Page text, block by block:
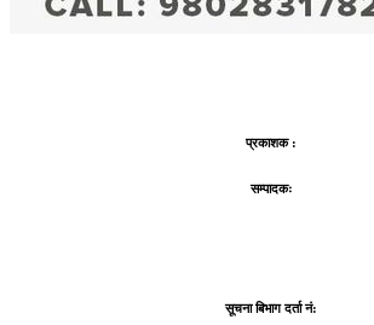
प्रकाशक :
सम्पादकः
सूचना बिभाग दर्ता नं: